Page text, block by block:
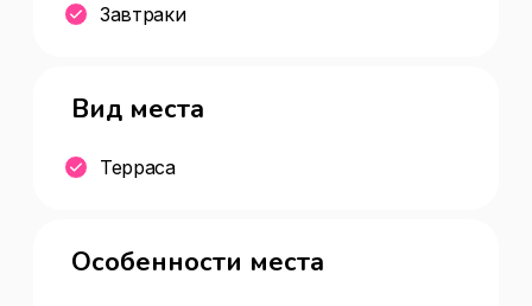
Завтраки
Вид места
Терраса
Особенности места